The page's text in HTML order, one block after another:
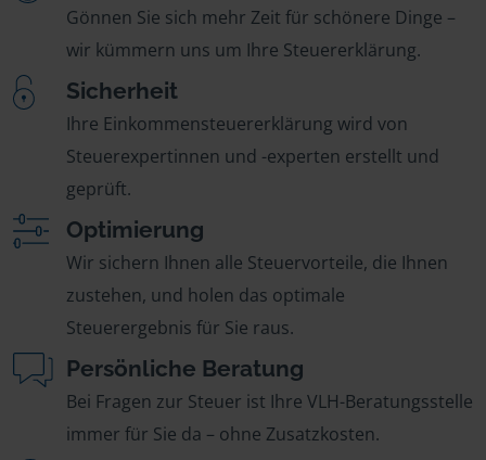
Gönnen Sie sich mehr Zeit für schönere Dinge –
wir kümmern uns um Ihre Steuererklärung.
Sicherheit
Ihre Einkommensteuererklärung wird von
Steuerexpertinnen und -experten erstellt und
geprüft.
Optimierung
Wir sichern Ihnen alle Steuervorteile, die Ihnen
zustehen, und holen das optimale
Steuerergebnis für Sie raus.
Persönliche Beratung
Bei Fragen zur Steuer ist Ihre VLH-Beratungsstelle
immer für Sie da – ohne Zusatzkosten.